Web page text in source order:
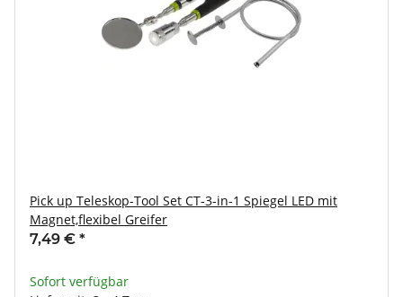
Pick up Teleskop-Tool Set CT-3-in-1 Spiegel LED mit
Magnet,flexibel Greifer
7,49 € *
Sofort verfügbar